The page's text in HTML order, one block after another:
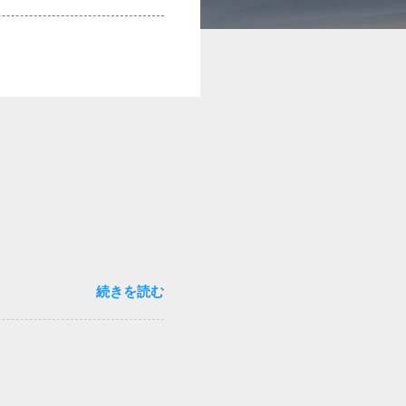
続きを読む